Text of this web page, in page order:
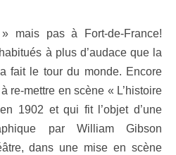
mais pas à Fort-de-France!
à plus d’audace que la
fait le tour du monde. Encore
re-mettre en scène « L’histoire
1902 et qui fit l’objet d’une
par William Gibson
dans une mise en scène